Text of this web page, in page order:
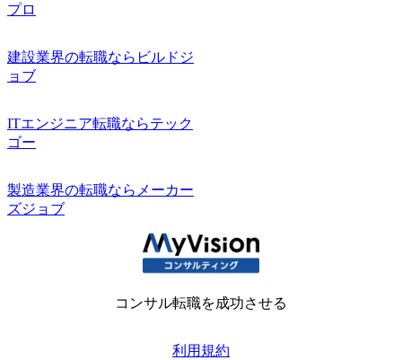
プロ
建設業界の転職ならビルドジ
ョブ
ITエンジニア転職ならテック
ゴー
製造業界の転職ならメーカー
ズジョブ
コンサル転職を成功させる
利用規約